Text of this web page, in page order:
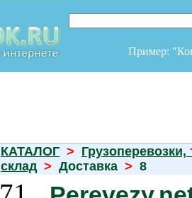
Пример:
КАТАЛОГ >
склад > Доставка > 8